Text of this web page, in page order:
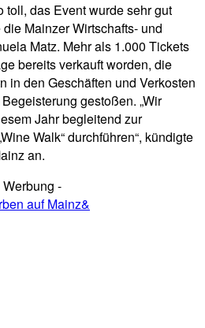
toll, das Event wurde sehr gut
Mainzer Wirtschafts- und
Matz. Mehr als 1.000 Tickets
bereits verkauft worden, die
in den Geschäften und Verkosten
gestoßen. „Wir
Jahr begleitend zur
Walk“ durchführen“, kündigte
an.
Werbung -